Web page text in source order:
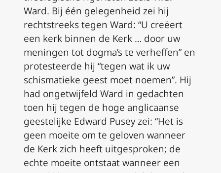
Ward. Bij één gelegenheid zei hij
rechtstreeks tegen Ward: “U creëert
een kerk binnen de Kerk … door uw
meningen tot dogma’s te verheffen” en
protesteerde hij “tegen wat ik uw
schismatieke geest moet noemen”. Hij
had ongetwijfeld Ward in gedachten
toen hij tegen de hoge anglicaanse
geestelijke Edward Pusey zei: “Het is
geen moeite om te geloven wanneer
de Kerk zich heeft uitgesproken; de
echte moeite ontstaat wanneer een